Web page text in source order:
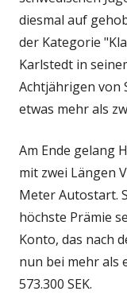
diesmal auf
der Kategorie
Karlstedt in
Achtjährigen von
etwas mehr als
Am Ende gelang
mit zwei Längen
Meter Autostart.
höchste Prämie
Konto, das nach
nun bei mehr als
573.300 SEK.